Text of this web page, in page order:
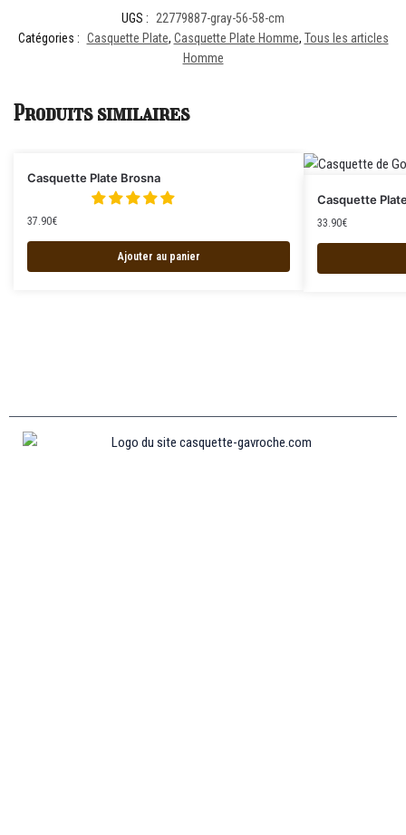
UGS :
22779887-gray-56-58-cm
Catégories : Casquette Plate, Casquette Plate Homme, Tous les articles
Homme
Produits similaires
Casquette Plate Brosna
37.90€
Ajouter au panier
Casquette
33.90€